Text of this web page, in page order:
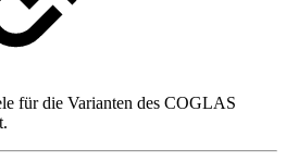
für die Varianten des COGLAS